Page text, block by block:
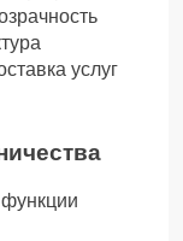
услуг